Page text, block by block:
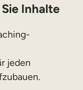
Inhalte
jeden